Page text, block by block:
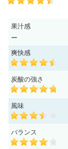
果汁感
ー
爽快感
炭酸の強さ
風味
バランス